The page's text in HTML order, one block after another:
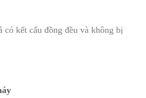
có kết cấu đồng đều và không bị